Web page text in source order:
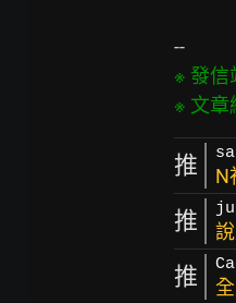
※ 發信
※ 文章
推 N
推
推